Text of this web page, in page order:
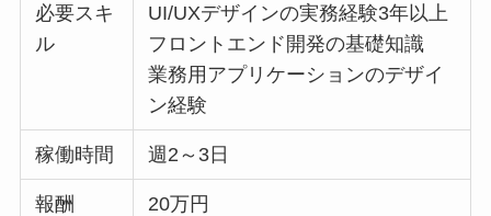
必要スキ
ル
UI/UXデザインの実務経験3年以上
フロントエンド開発の基礎知識
業務用アプリケーションのデザイ
ン経験
稼働時間 週2～3日
報酬 20万円